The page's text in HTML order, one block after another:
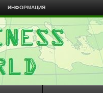
ИНФОРМАЦИЯ